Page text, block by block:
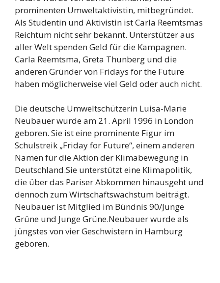
prominenten Umweltaktivistin, mitbegründet.
Als Studentin und Aktivistin ist Carla Reemtsmas
Reichtum nicht sehr bekannt. Unterstützer aus
aller Welt spenden Geld für die Kampagnen.
Carla Reemtsma, Greta Thunberg und die
anderen Gründer von Fridays for the Future
haben möglicherweise viel Geld oder auch nicht.
Die deutsche Umweltschützerin Luisa-Marie
Neubauer wurde am 21. April 1996 in London
geboren. Sie ist eine prominente Figur im
Schulstreik „Friday for Future“, einem anderen
Namen für die Aktion der Klimabewegung in
Deutschland.Sie unterstützt eine Klimapolitik,
die über das Pariser Abkommen hinausgeht und
dennoch zum Wirtschaftswachstum beiträgt.
Neubauer ist Mitglied im Bündnis 90/Junge
Grüne und Junge Grüne.Neubauer wurde als
jüngstes von vier Geschwistern in Hamburg
geboren.